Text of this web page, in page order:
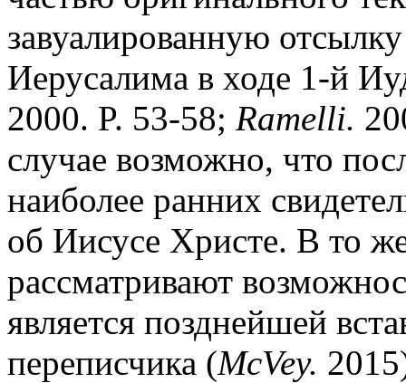
завуалированную
Иерусалима в ходе 1-й
2000. P. 53-58; Ramelli.
случае возможно, что
наиболее ранних
об Иисусе Христе. В то
рассматривают
является позднейшей
переписчика (McVey.